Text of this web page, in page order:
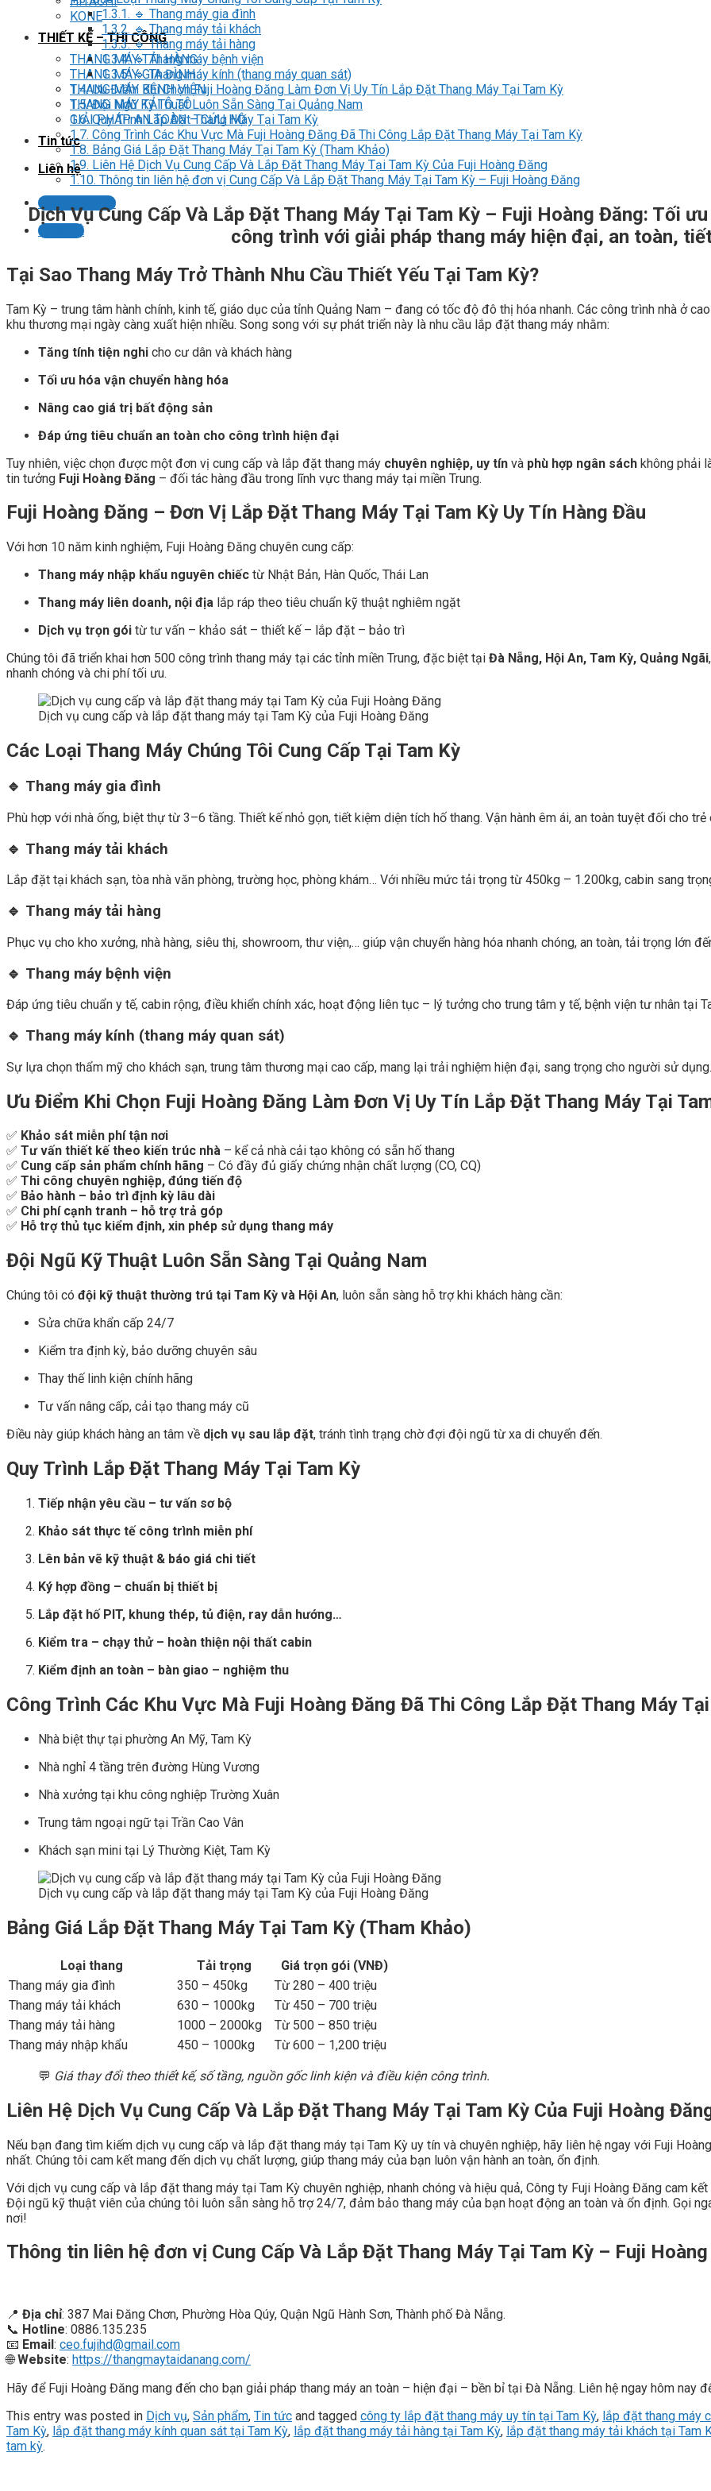
KONE
THIẾT KẾ – THI CÔNG
THANG MÁY TẢI HÀNG
THANG MÁY GIA ĐÌNH
THANG MÁY BỆNH VIỆN
THANG MÁY TẢI Ô TÔ
GIẢI PHÁP AN TOÀN – CỨU HỘ
Tin tức
Liên hệ
Liên hệ tư vấn
LIÊN HỆ
1.3.1. 🔹 Thang máy gia đình
1.3.2. 🔹 Thang máy tải khách
1.3.3.🔹 Thang máy tải hàng
1.3.4.🔹 Thang máy bệnh viện
1.3.5.🔹 Thang máy kính (thang máy quan sát)
1.4.Ưu Điểm Khi Chọn Fuji Hoàng Đăng Làm Đơn Vị Uy Tín Lắp Đặt Thang Máy Tại Tam Kỳ
1.5.Đội Ngũ Kỹ Thuật Luôn Sẵn Sàng Tại Quảng Nam
1.6.Quy Trình Lắp Đặt Thang Máy Tại Tam Kỳ
1.7. Công Trình Các Khu Vực Mà Fuji Hoàng Đăng Đã Thi Công Lắp Đặt Thang Máy Tại Tam Kỳ
1.8. Bảng Giá Lắp Đặt Thang Máy Tại Tam Kỳ (Tham Khảo)
1.9. Liên Hệ Dịch Vụ Cung Cấp Và Lắp Đặt Thang Máy Tại Tam Kỳ Của Fuji Hoàng Đăng
1.10. Thông tin liên hệ đơn vị Cung Cấp Và Lắp Đặt Thang Máy Tại Tam Kỳ – Fuji Hoàng Đăng
Dịch Vụ Cung Cấp Và Lắp Đặt Thang Máy Tại Tam Kỳ – Fuji Hoàng Đăng: Tối
công trình với giải pháp thang máy hiện đại, an toàn,
Tại Sao Thang Máy Trở Thành Nhu Cầu Thiết Yếu Tại Tam Kỳ?
Tam Kỳ – trung tâm hành chính, kinh tế, giáo dục của tỉnh Quảng Nam – đang có tốc độ đô thị hóa nhanh. Các công trình nhà ở
khu thương mại ngày càng xuất hiện nhiều. Song song với sự phát triển này là nhu cầu lắp đặt thang máy nhằm:
Tăng tính tiện nghi cho cư dân và khách hàng
Tối ưu hóa vận chuyển hàng hóa
Nâng cao giá trị bất động sản
Đáp ứng tiêu chuẩn an toàn cho công trình hiện đại
Tuy nhiên, việc chọn được một đơn vị cung cấp và lắp đặt thang máy chuyên nghiệp, uy tín và phù hợp ngân sách không phải
tin tưởng Fuji Hoàng Đăng – đối tác hàng đầu trong lĩnh vực thang máy tại miền Trung.
Fuji Hoàng Đăng – Đơn Vị Lắp Đặt Thang Máy Tại Tam Kỳ Uy Tín Hàng Đầu
Với hơn 10 năm kinh nghiệm, Fuji Hoàng Đăng chuyên cung cấp:
Thang máy nhập khẩu nguyên chiếc từ Nhật Bản, Hàn Quốc, Thái Lan
Thang máy liên doanh, nội địa lắp ráp theo tiêu chuẩn kỹ thuật nghiêm ngặt
Dịch vụ trọn gói từ tư vấn – khảo sát – thiết kế – lắp đặt – bảo trì
Chúng tôi đã triển khai hơn 500 công trình thang máy tại các tỉnh miền Trung, đặc biệt tại Đà Nẵng, Hội An, Tam Kỳ, Quảng Ngãi
nhanh chóng và chi phí tối ưu.
Dịch vụ cung cấp và lắp đặt thang máy tại Tam Kỳ của Fuji Hoàng Đăng
Các Loại Thang Máy Chúng Tôi Cung Cấp Tại Tam Kỳ
🔹 Thang máy gia đình
Phù hợp với nhà ống, biệt thự từ 3–6 tầng. Thiết kế nhỏ gọn, tiết kiệm diện tích hố thang. Vận hành êm ái, an toàn tuyệt đối cho
🔹 Thang máy tải khách
Lắp đặt tại khách sạn, tòa nhà văn phòng, trường học, phòng khám… Với nhiều mức tải trọng từ 450kg – 1.200kg, cabin sang
🔹 Thang máy tải hàng
Phục vụ cho kho xưởng, nhà hàng, siêu thị, showroom, thư viện,… giúp vận chuyển hàng hóa nhanh chóng, an toàn, tải trọng lớn
🔹 Thang máy bệnh viện
Đáp ứng tiêu chuẩn y tế, cabin rộng, điều khiển chính xác, hoạt động liên tục – lý tưởng cho trung tâm y tế, bệnh viện tư nhân tại
🔹 Thang máy kính (thang máy quan sát)
Sự lựa chọn thẩm mỹ cho khách sạn, trung tâm thương mại cao cấp, mang lại trải nghiệm hiện đại, sang trọng cho người sử dụng.
Ưu Điểm Khi Chọn Fuji Hoàng Đăng Làm Đơn Vị Uy Tín Lắp Đặt Thang Máy Tại
✅ Khảo sát miễn phí tận nơi
✅ Tư vấn thiết kế theo kiến trúc nhà – kể cả nhà cải tạo không có sẵn hố thang
✅ Cung cấp sản phẩm chính hãng – Có đầy đủ giấy chứng nhận chất lượng (CO, CQ)
✅ Thi công chuyên nghiệp, đúng tiến độ
✅ Bảo hành – bảo trì định kỳ lâu dài
✅ Chi phí cạnh tranh – hỗ trợ trả góp
✅ Hỗ trợ thủ tục kiểm định, xin phép sử dụng thang máy
Đội Ngũ Kỹ Thuật Luôn Sẵn Sàng Tại Quảng Nam
Chúng tôi có đội kỹ thuật thường trú tại Tam Kỳ và Hội An, luôn sẵn sàng hỗ trợ khi khách hàng cần:
Sửa chữa khẩn cấp 24/7
Kiểm tra định kỳ, bảo dưỡng chuyên sâu
Thay thế linh kiện chính hãng
Tư vấn nâng cấp, cải tạo thang máy cũ
Điều này giúp khách hàng an tâm về dịch vụ sau lắp đặt, tránh tình trạng chờ đợi đội ngũ từ xa di chuyển đến.
Quy Trình Lắp Đặt Thang Máy Tại Tam Kỳ
Tiếp nhận yêu cầu – tư vấn sơ bộ
Khảo sát thực tế công trình miễn phí
Lên bản vẽ kỹ thuật & báo giá chi tiết
Ký hợp đồng – chuẩn bị thiết bị
Lắp đặt hố PIT, khung thép, tủ điện, ray dẫn hướng…
Kiểm tra – chạy thử – hoàn thiện nội thất cabin
Kiểm định an toàn – bàn giao – nghiệm thu
Công Trình Các Khu Vực Mà Fuji Hoàng Đăng Đã Thi Công Lắp Đặt Thang Máy
Nhà biệt thự tại phường An Mỹ, Tam Kỳ
Nhà nghỉ 4 tầng trên đường Hùng Vương
Nhà xưởng tại khu công nghiệp Trường Xuân
Trung tâm ngoại ngữ tại Trần Cao Vân
Khách sạn mini tại Lý Thường Kiệt, Tam Kỳ
Dịch vụ cung cấp và lắp đặt thang máy tại Tam Kỳ của Fuji Hoàng Đăng
Bảng Giá Lắp Đặt Thang Máy Tại Tam Kỳ (Tham Khảo)
Loại thang Tải trọng
Giá trọn gói (VNĐ)
Thang máy gia đình
350 – 450kg
Từ 280 – 400 triệu
Thang máy tải khách
630 – 1000kg
Từ 450 – 700 triệu
Thang máy tải hàng
1000 – 2000kg
Từ 500 – 850 triệu
Thang máy nhập khẩu
450 – 1000kg Từ 600 – 1,200 triệu
💬 Giá thay đổi theo thiết kế, số tầng, nguồn gốc linh kiện và điều kiện công trình.
Liên Hệ Dịch Vụ Cung Cấp Và Lắp Đặt Thang Máy Tại Tam Kỳ Của Fuji Hoàng
Nếu bạn đang tìm kiếm dịch vụ cung cấp và lắp đặt thang máy tại Tam Kỳ uy tín và chuyên nghiệp, hãy liên hệ ngay với Fuji
nhất. Chúng tôi cam kết mang đến dịch vụ chất lượng, giúp thang máy của bạn luôn vận hành an toàn, ổn định.
Với dịch vụ cung cấp và lắp đặt thang máy tại Tam Kỳ chuyên nghiệp, nhanh chóng và hiệu quả, Công ty Fuji Hoàng Đăng cam
Đội ngũ kỹ thuật viên của chúng tôi luôn sẵn sàng hỗ trợ 24/7, đảm bảo thang máy của bạn hoạt động an toàn và ổn định. Gọi
nơi!
Thông tin liên hệ đơn vị Cung Cấp Và Lắp Đặt Thang Máy Tại Tam Kỳ – Fuji
📍 Địa chỉ: 387 Mai Đăng Chơn, Phường Hòa Qúy, Quận Ngũ Hành Sơn, Thành phố Đà Nẵng.
📞 Hotline: 0886.135.235
📧 Email : ceo.fujihd@gmail.com
🌐Website: https://thangmaytaidanang.com/
Hãy để Fuji Hoàng Đăng mang đến cho bạn giải pháp thang máy an toàn – hiện đại – bền bỉ tại Đà Nẵng. Liên hệ ngay hôm nay
This entry was posted in Dịch vụ, Sản phẩm, Tin tức and tagged công ty lắp đặt thang máy uy tín tại Tam Kỳ, lắp đặt thang máy
Tam Kỳ, lắp đặt thang máy kính quan sát tại Tam Kỳ, lắp đặt thang máy tải hàng tại Tam Kỳ, lắp đặt thang máy tải khách tại Tam
tam kỳ.